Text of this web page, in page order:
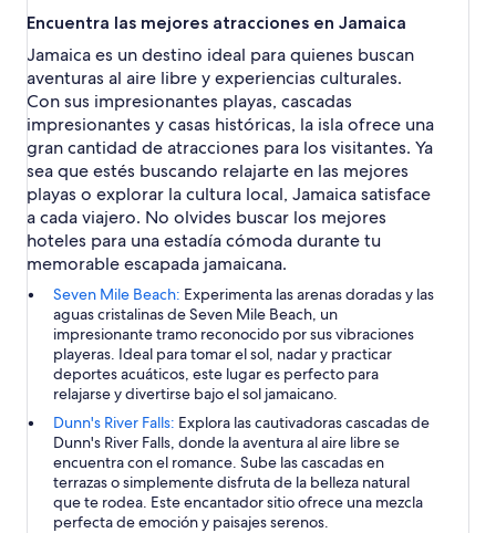
Encuentra las mejores atracciones en Jamaica
Jamaica es un destino ideal para quienes buscan
aventuras al aire libre y experiencias culturales.
Con sus impresionantes playas, cascadas
impresionantes y casas históricas, la isla ofrece una
gran cantidad de atracciones para los visitantes. Ya
sea que estés buscando relajarte en las mejores
playas o explorar la cultura local, Jamaica satisface
a cada viajero. No olvides buscar los mejores
hoteles para una estadía cómoda durante tu
memorable escapada jamaicana.
Seven Mile Beach: Experimenta las arenas doradas y las
aguas cristalinas de Seven Mile Beach, un
impresionante tramo reconocido por sus vibraciones
playeras. Ideal para tomar el sol, nadar y practicar
deportes acuáticos, este lugar es perfecto para
relajarse y divertirse bajo el sol jamaicano.
Dunn's River Falls: Explora las cautivadoras cascadas de
Dunn's River Falls, donde la aventura al aire libre se
encuentra con el romance. Sube las cascadas en
terrazas o simplemente disfruta de la belleza natural
que te rodea. Este encantador sitio ofrece una mezcla
perfecta de emoción y paisajes serenos.